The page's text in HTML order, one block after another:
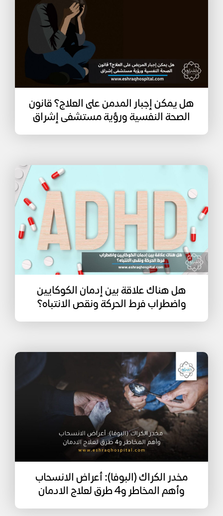
هل يمكن إجبار المدمن على العلاج؟ قانون
الصحة النفسية ورؤية مستشفى إشراق
هل هناك علاقة بين إدمان الكوكايين
واضطراب فرط الحركة ونقص الانتباه؟
مخدر الكراك (البوفا): أعراض الانسحاب
وأهم المخاطر و4 طرق لعلاج الادمان